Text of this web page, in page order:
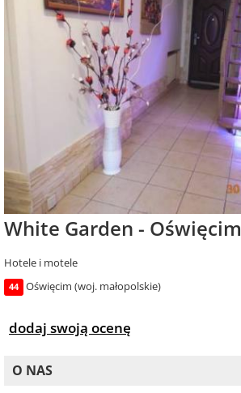
White Garden - Oświęcim
Hotele i motele
44 Oświęcim (woj. małopolskie)
dodaj swoją ocenę
O NAS